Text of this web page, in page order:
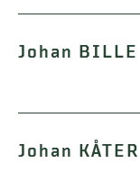
Johan BILLE
Johan KÅTER